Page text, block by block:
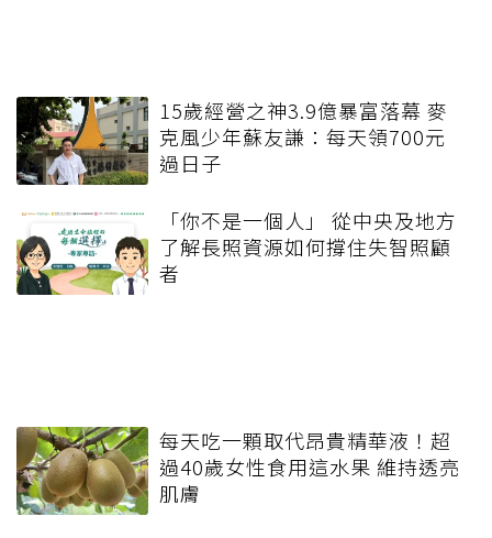
15歲經營之神3.9億暴富落幕 麥
克風少年蘇友謙：每天領700元
過日子
「你不是一個人」 從中央及地方
了解長照資源如何撐住失智照顧
者
每天吃一顆取代昂貴精華液！超
過40歲女性食用這水果 維持透亮
肌膚